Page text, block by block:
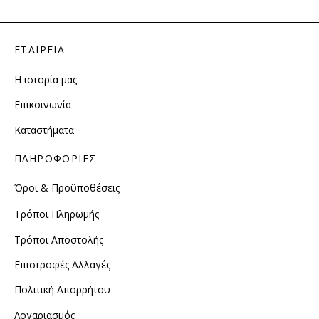
να
ΕΤΑΙΡΕΙΑ
Η ιστορία μας
Επικοινωνία
Καταστήματα
ΠΛΗΡΟΦΟΡΙΕΣ
Όροι & Προϋποθέσεις
Τρόποι Πληρωμής
Τρόποι Αποστολής
Επιστροφές Αλλαγές
Πολιτική Απορρήτου
Λογαριασμός